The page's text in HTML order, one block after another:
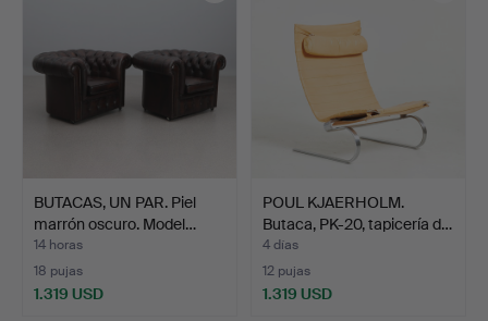
BUTACAS, UN PAR. Piel
marrón oscuro. Model…
14 horas
18 pujas
1.319 USD
POUL KJAERHOLM.
Butaca, PK-20, tapicería d…
4 días
12 pujas
1.319 USD